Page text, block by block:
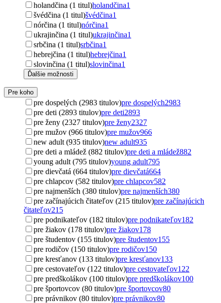
holandčina (1 titul)holandčina1
švédčina (1 titul)švédčina1
nórčina (1 titul)nórčina1
ukrajinčina (1 titul)ukrajinčina1
srbčina (1 titul)srbčina1
hebrejčina (1 titul)hebrejčina1
slovinčina (1 titul)slovinčina1
Ďalšie možnosti
Pre koho
pre dospelých (2983 titulov)pre dospelých2983
pre deti (2893 titulov)pre deti2893
pre ženy (2327 titulov)pre ženy2327
pre mužov (966 titulov)pre mužov966
new adult (935 titulov)new adult935
pre deti a mládež (882 titulov)pre deti a mládež882
young adult (795 titulov)young adult795
pre dievčatá (664 titulov)pre dievčatá664
pre chlapcov (582 titulov)pre chlapcov582
pre najmenších (380 titulov)pre najmenších380
pre začínajúcich čitateľov (215 titulov)pre začínajúcich
čitateľov215
pre podnikateľov (182 titulov)pre podnikateľov182
pre žiakov (178 titulov)pre žiakov178
pre študentov (155 titulov)pre študentov155
pre rodičov (150 titulov)pre rodičov150
pre kresťanov (133 titulov)pre kresťanov133
pre cestovateľov (122 titulov)pre cestovateľov122
pre predškolákov (100 titulov)pre predškolákov100
pre športovcov (80 titulov)pre športovcov80
pre právnikov (80 titulov)pre právnikov80